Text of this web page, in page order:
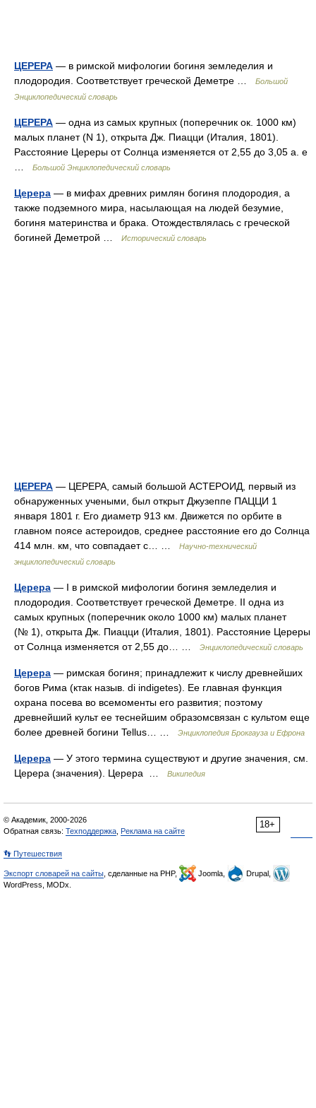
ЦЕРЕРА — в римской мифологии богиня земледелия и
плодородия. Соответствует греческой Деметре …
Большой
Энциклопедический словарь
ЦЕРЕРА — одна из самых крупных (поперечник ок. 1000 км)
малых планет (N 1), открыта Дж. Пиацци (Италия, 1801).
Расстояние Цереры от Солнца изменяется от 2,55 до 3,05 а. е
Большой Энциклопедический словарь
Церера — в мифах древних римлян богиня плодородия, а
также подземного мира, насылающая на людей безумие,
богиня материнства и брака. Отождествлялась с греческой
богиней Деметрой …
Исторический словарь
ЦЕРЕРА — ЦЕРЕРА, самый большой АСТЕРОИД, первый из
обнаруженных учеными, был открыт Джузеппе ПАЦЦИ 1
января 1801 г. Его диаметр 913 км. Движется по орбите в
главном поясе астероидов, среднее расстояние его до Солнца
414 млн. км, что совпадает с… …
Научно-технический
энциклопедический словарь
Церера — I в римской мифологии богиня земледелия и
плодородия. Соответствует греческой Деметре. II одна из
самых крупных (поперечник около 1000 км) малых планет
(№ 1), открыта Дж. Пиацци (Италия, 1801). Расстояние Цереры
от Солнца изменяется от 2,55 до… …
Энциклопедический словарь
Церера — римская богиня; принадлежит к числу древнейших
богов Рима (ктак назыв. di indigetes). Ее главная функция
охрана посева во всемоменты его развития; поэтому
древнейший культ ее теснейшим образомсвязан с культом еще
более древней богини Tellus… …
Энциклопедия Брокгауза и Ефрона
Церера — У этого термина существуют и другие значения, см.
Церера (значения). Церера …
Википедия
18+
© Академик, 2000-2026
Обратная связь: Техподдержка Реклама на сайте
👣 Путешествия
Экспорт словарей на сайты , сделанные на PHP, Joomla,
Drupal,
WordPress, MODx.